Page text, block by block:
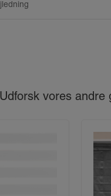
Udforsk vores andre